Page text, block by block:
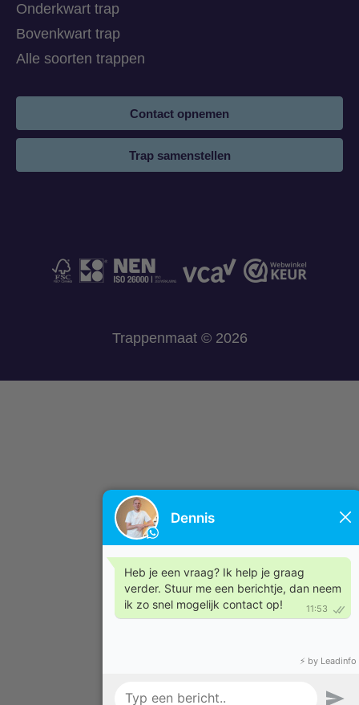
Onderkwart trap
Bovenkwart trap
Alle soorten trappen
Contact opnemen
Trap samenstellen
Trappenmaat © 2026